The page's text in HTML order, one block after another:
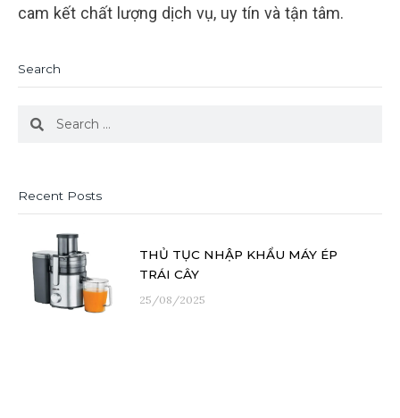
cam kết chất lượng dịch vụ, uy tín và tận tâm.
Search
SearchSearch
Recent Posts
THỦ TỤC NHẬP KHẨU MÁY ÉP
TRÁI CÂY
25/08/2025